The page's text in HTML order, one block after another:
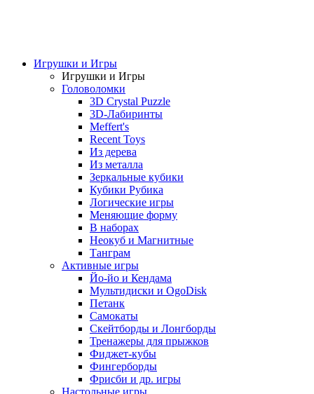
Игрушки и Игры
Игрушки и Игры
Головоломки
3D Crystal Puzzle
3D-Лабиринты
Meffert's
Recent Toys
Из дерева
Из металла
Зеркальные кубики
Кубики Рубика
Логические игры
Меняющие форму
В наборах
Неокуб и Магнитные
Танграм
Активные игры
Йо-йо и Кендама
Мультидиски и OgoDisk
Петанк
Самокаты
Скейтборды и Лонгборды
Тренажеры для прыжков
Фиджет-кубы
Фингерборды
Фрисби и др. игры